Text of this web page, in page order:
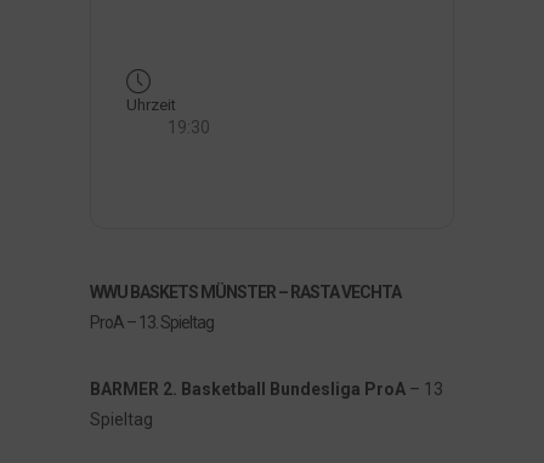
Uhrzeit
19:30
WWU BASKETS MÜNSTER – RASTA VECHTA
ProA – 13. Spieltag
BARMER 2. Basketball Bundesliga ProA – 13
Spieltag